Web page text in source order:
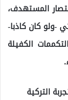
المستهدف،
-ولو كان كاذبا-
الكفيلة
التركية